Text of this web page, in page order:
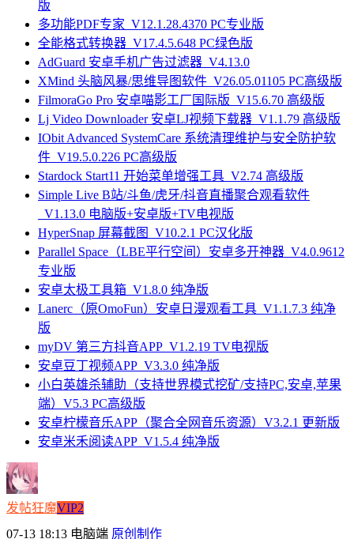
版
多功能PDF专家_V12.1.28.4370 PC专业版
全能格式转换器_V17.4.5.648 PC绿色版
AdGuard 安卓手机广告过滤器_V4.13.0
XMind 头脑风暴/思维导图软件_V26.05.01105 PC高级版
FilmoraGo Pro 安卓喵影工厂国际版_V15.6.70 高级版
Lj Video Downloader 安卓LJ视频下载器_V1.1.79 高级版
IObit Advanced SystemCare 系统清理维护与安全防护软
件_V19.5.0.226 PC高级版
Stardock Start11 开始菜单增强工具_V2.74 高级版
Simple Live B站/斗鱼/虎牙/抖音直播聚合观看软件
_V1.13.0 电脑版+安卓版+TV电视版
HyperSnap 屏幕截图_V10.2.1 PC汉化版
Parallel Space（LBE平行空间）安卓多开神器_V4.0.9612
专业版
安卓太极工具箱_V1.8.0 纯净版
Lanerc（原OmoFun）安卓日漫观看工具_V1.1.7.3 纯净
版
myDV 第三方抖音APP_V1.2.19 TV电视版
安卓豆丁视频APP_V3.3.0 纯净版
小白英雄杀辅助（支持世界模式挖矿/支持PC,安卓,苹果
端）V5.3 PC高级版
安卓柠檬音乐APP（聚合全网音乐资源）V3.2.1 更新版
安卓米禾阅读APP_V1.5.4 纯净版
发帖狂魔VIP2
07-13 18:13 电脑端 原创制作